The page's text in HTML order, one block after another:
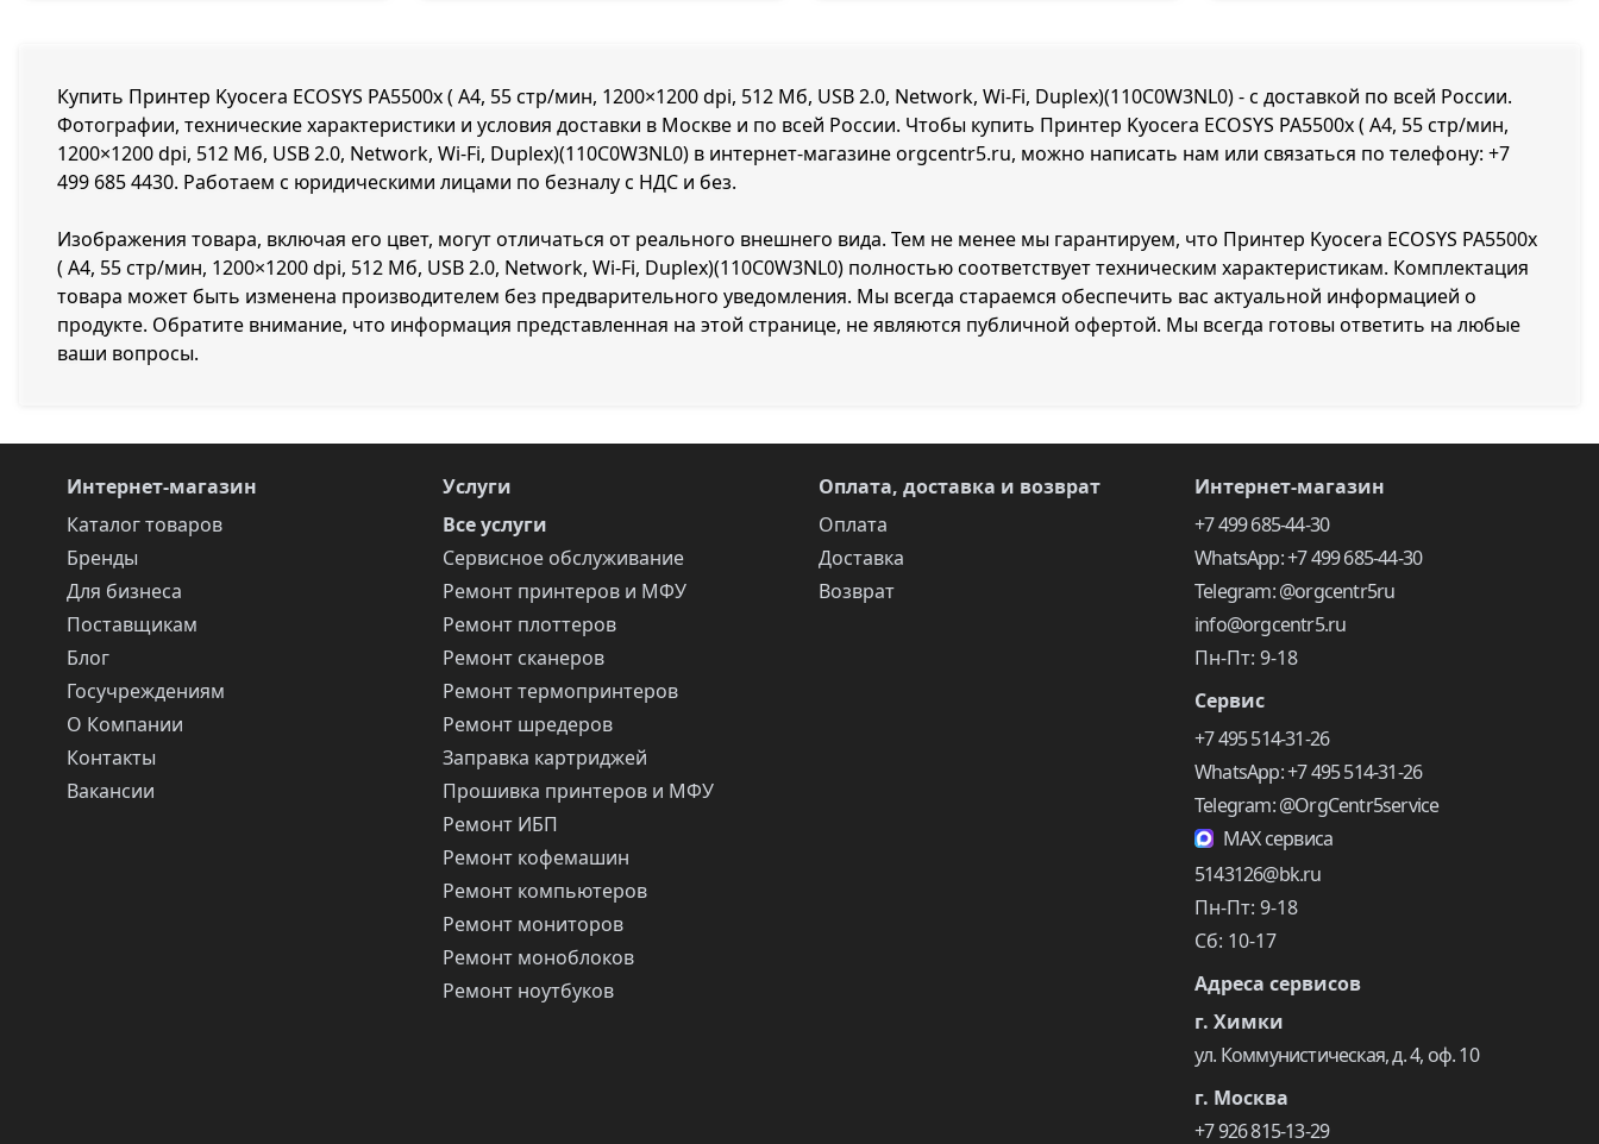
Купить Принтер Kyocera ECOSYS PA5500x ( A4, 55 стр/мин, 1200×1200 dpi, 512 Мб, USB 2.0, Network, Wi-Fi, Duplex)(110C0W3NL0) - с доставкой по всей России.
Фотографии, технические характеристики и условия доставки в Москве и по всей России. Чтобы купить Принтер Kyocera ECOSYS PA5500x ( A4, 55 стр/мин,
1200×1200 dpi, 512 Мб, USB 2.0, Network, Wi-Fi, Duplex)(110C0W3NL0) в интернет-магазине orgcentr5.ru, можно написать нам или связаться по телефону: +7
499 685 4430. Работаем с юридическими лицами по безналу с НДС и без.
Изображения товара, включая его цвет, могут отличаться от реального внешнего вида. Тем не менее мы гарантируем, что Принтер Kyocera ECOSYS PA5500x
( A4, 55 стр/мин, 1200×1200 dpi, 512 Мб, USB 2.0, Network, Wi-Fi, Duplex)(110C0W3NL0) полностью соответствует техническим характеристикам. Комплектация
товара может быть изменена производителем без предварительного уведомления. Мы всегда стараемся обеспечить вас актуальной информацией о
продукте. Обратите внимание, что информация представленная на этой странице, не являются публичной офертой. Мы всегда готовы ответить на любые
ваши вопросы.
Интернет-магазин
Каталог товаров
Бренды
Для бизнеса
Поставщикам
Блог
Госучреждениям
О Компании
Контакты
Вакансии
Услуги
Все услуги
Сервисное обслуживание
Ремонт принтеров и МФУ
Ремонт плоттеров
Ремонт сканеров
Ремонт термопринтеров
Ремонт шредеров
Заправка картриджей
Прошивка принтеров и МФУ
Ремонт ИБП
Ремонт кофемашин
Ремонт компьютеров
Ремонт мониторов
Ремонт моноблоков
Ремонт ноутбуков
Оплата, доставка и возврат
Оплата
Доставка
Возврат
Интернет-магазин
+7 499 685-44-30
WhatsApp: +7 499 685-44-30
Telegram: @orgcentr5ru
info@orgcentr5.ru
Пн-Пт: 9-18
Сервис
+7 495 514-31-26
WhatsApp: +7 495 514-31-26
Telegram: @OrgCentr5service
MAX сервиса
5143126@bk.ru
Пн-Пт: 9-18
Сб: 10-17
Адреса сервисов
г. Химки
ул. Коммунистическая, д. 4, оф. 10
г. Москва
+7 926 815-13-29